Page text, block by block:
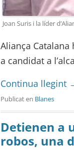
Joan Suris i la líder
Aliança Catalana
a candidat a
Continua llegint
Publicat en Blanes
Detienen a
robos, una